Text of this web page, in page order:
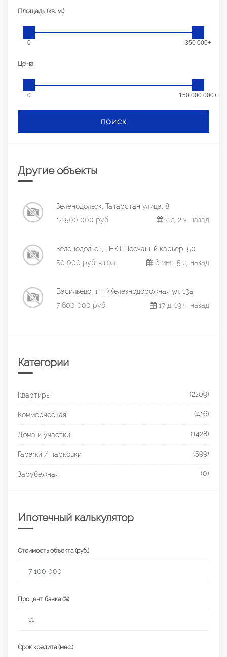
Площадь (кв. м.)
0 350 000+
Цена
0 150 000 000+
ПОИСК
Другие объекты
Зеленодольск, Татарстан улица, 8
12 500 000 руб.
2 д. 2 ч. назад
Зеленодольск, ГНКТ Песчаный карьер, 50
50 000 руб. в год
6 мес. 5 д. назад
Васильево пгт, Железнодорожная ул, 13а
7 600 000 руб.
17 д. 19 ч. назад
Категории
Квартиры (2209)
Коммерческая (416)
Дома и участки (1428)
Гаражи / парковки (599)
Зарубежная (0)
Ипотечный калькулятор
Стоимость объекта (руб.)
Процент банка (%)
Срок кредита (мес.)